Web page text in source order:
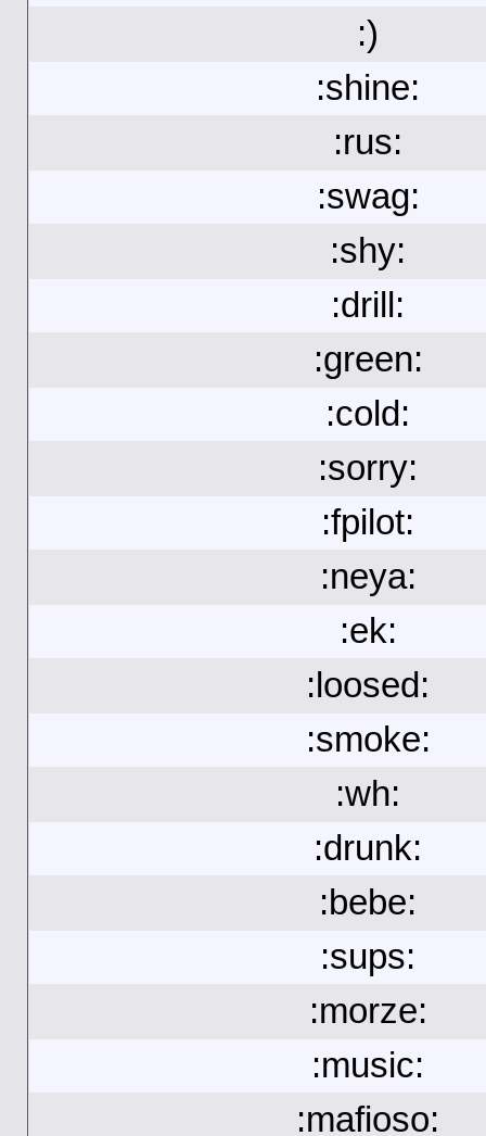
:)
:shine:
:rus:
:swag:
:shy:
:drill:
:green:
:cold:
:sorry:
:fpilot:
:neya:
:ek:
:loosed:
:smoke:
:wh:
:drunk:
:bebe:
:sups:
:morze:
:music:
:mafioso: